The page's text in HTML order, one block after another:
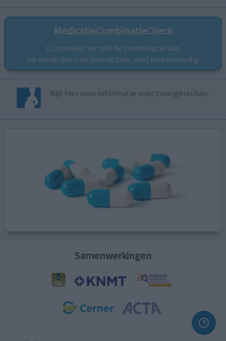
MedicatieCombinatieCheck
Controleer nu zelf de combinatie van
uw medicijnen op interacties, snel en eenvoudig.
Kijk hier voor informatie over zwangerschap.
Samenwerkingen